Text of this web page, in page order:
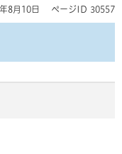
8月10日 ページID 30557